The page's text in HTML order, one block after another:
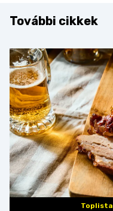
További cikkek
Toplista